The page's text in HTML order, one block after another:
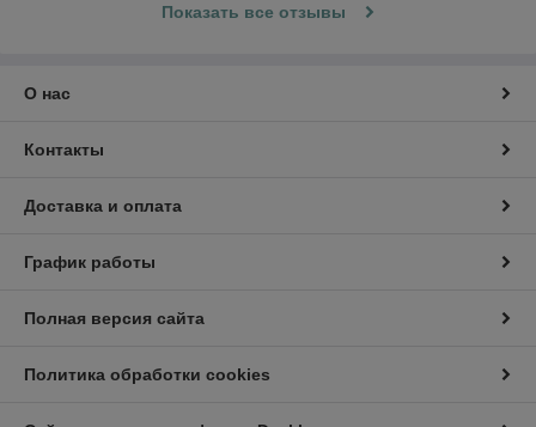
Показать все отзывы
О нас
Контакты
Доставка и оплата
График работы
Полная версия сайта
Политика обработки cookies